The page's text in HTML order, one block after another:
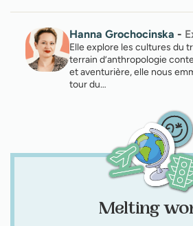
Hanna Grochocinska -
Elle explore les cultures du
terrain d’anthropologie
et aventurière, elle nous
tour du…
Melting